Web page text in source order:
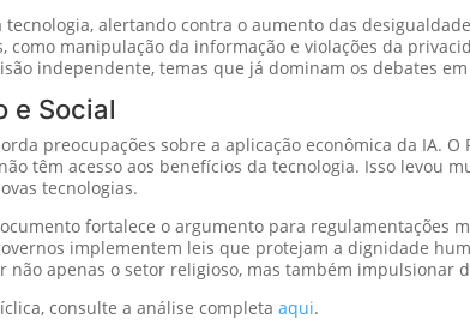
alertando contra o aumento das
manipulação da informação e violações da
independente, temas que já dominam os debates
e Social
preocupações sobre a aplicação econômica da IA.
têm acesso aos benefícios da tecnologia. Isso levou
tecnologias.
fortalece o argumento para regulamentações
implementem leis que protejam a dignidade
não apenas o setor religioso, mas também impulsionar
consulte a análise completaaqui.